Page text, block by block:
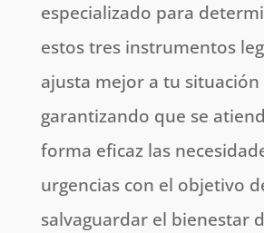
especializado para
estos tres instrumentos
ajusta mejor a tu situación
garantizando que se
forma eficaz las
urgencias con el objetivo
salvaguardar el bienestar